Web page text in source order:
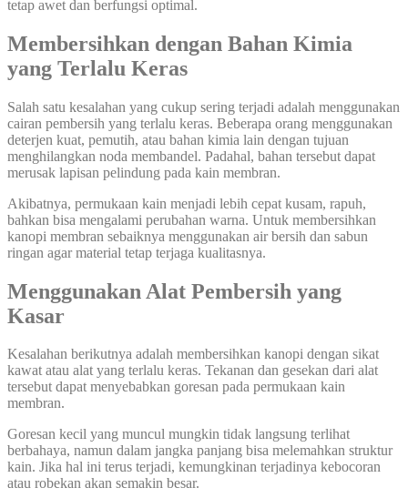
tetap awet dan berfungsi optimal.
Membersihkan dengan Bahan Kimia
yang Terlalu Keras
Salah satu kesalahan yang cukup sering terjadi adalah menggunakan
cairan pembersih yang terlalu keras. Beberapa orang menggunakan
deterjen kuat, pemutih, atau bahan kimia lain dengan tujuan
menghilangkan noda membandel. Padahal, bahan tersebut dapat
merusak lapisan pelindung pada kain membran.
Akibatnya, permukaan kain menjadi lebih cepat kusam, rapuh,
bahkan bisa mengalami perubahan warna. Untuk membersihkan
kanopi membran sebaiknya menggunakan air bersih dan sabun
ringan agar material tetap terjaga kualitasnya.
Menggunakan Alat Pembersih yang
Kasar
Kesalahan berikutnya adalah membersihkan kanopi dengan sikat
kawat atau alat yang terlalu keras. Tekanan dan gesekan dari alat
tersebut dapat menyebabkan goresan pada permukaan kain
membran.
Goresan kecil yang muncul mungkin tidak langsung terlihat
berbahaya, namun dalam jangka panjang bisa melemahkan struktur
kain. Jika hal ini terus terjadi, kemungkinan terjadinya kebocoran
atau robekan akan semakin besar.